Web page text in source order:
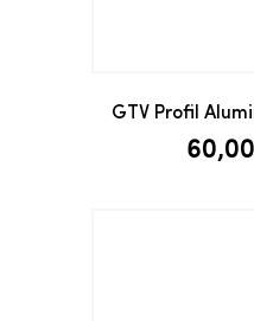
GTV Profil